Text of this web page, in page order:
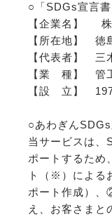
○「SDGs宣言
【企業名】 株
【所在地】 徳
【代表者】
【業 種】 管
【設 立】
○あわぎん
当サービスは、
ポートするた
ト（※）による
ポート作成）、
え、お客さまと